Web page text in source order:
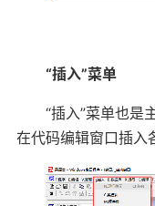
“插入”菜单
“插入”菜单也是
在代码编辑窗口插入